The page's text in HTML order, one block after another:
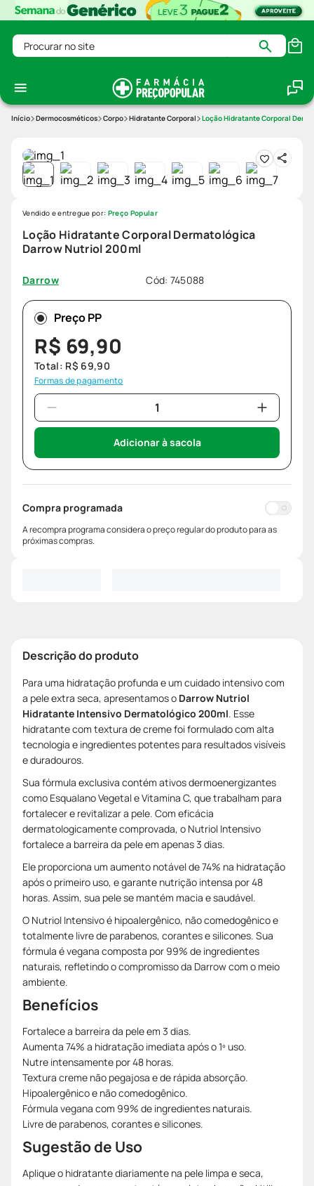
Procurar no site
Dermocosméticos Corpo Hidratante Corporal Loção Hidratante Corporal
Loção Hidratante Corporal Dermatológica
Darrow Nutriol 200ml
Darrow Cód: 745088
Vendido e entregue por: Preço Popular
Preço PP
R$ 69,90
Total: R$ 69,90
Formas de pagamento
Adicionar à sacola
Compra programada
A recompra programa considera o preço regular do produto para as
próximas compras.
Descrição do produto
Para uma hidratação profunda e um cuidado intensivo com
a pele extra seca, apresentamos o Darrow Nutriol
Hidratante Intensivo Dermatológico 200ml. Esse
hidratante com textura de creme foi formulado com alta
tecnologia e ingredientes potentes para resultados visíveis
e duradouros.
Sua fórmula exclusiva contém ativos dermoenergizantes
como Esqualano Vegetal e Vitamina C, que trabalham para
fortalecer e revitalizar a pele. Com eficácia
dermatologicamente comprovada, o Nutriol Intensivo
fortalece a barreira da pele em apenas 3 dias.
Ele proporciona um aumento notável de 74% na hidratação
após o primeiro uso, e garante nutrição intensa por 48
horas. Assim, sua pele se mantém macia e saudável.
O Nutriol Intensivo é hipoalergênico, não comedogênico e
totalmente livre de parabenos, corantes e silicones. Sua
fórmula é vegana composta por 99% de ingredientes
naturais, refletindo o compromisso da Darrow com o meio
ambiente.
Benefícios
Fortalece a barreira da pele em 3 dias.
Aumenta 74% a hidratação imediata após o 1º uso.
Nutre intensamente por 48 horas.
Textura creme não pegajosa e de rápida absorção.
Hipoalergênico e não comedogênico.
Fórmula vegana com 99% de ingredientes naturais.
Livre de parabenos, corantes e silicones.
Sugestão de Uso
Aplique o hidratante diariamente na pele limpa e seca,